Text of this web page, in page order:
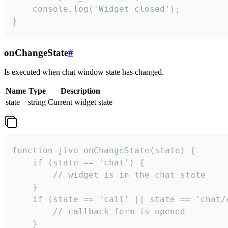
    console.log('Widget closed');
}
onChangeState#
Is executed when chat window state has changed.
Name Type
Description
state
string Current widget state
function jivo_onChangeState(state) {
    if (state == 'chat') {
        // widget is in the chat state
    }
if (state == 'call' || state == 'chat/
        // callback form is opened
    }